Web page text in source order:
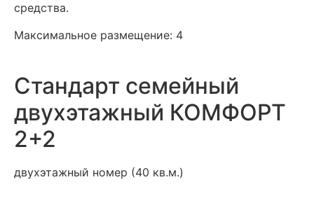
средства.
Максимальное размещение: 4
Стандарт семейный
двухэтажный КОМФОРТ
2+2
двухэтажный номер (40 кв.м.)